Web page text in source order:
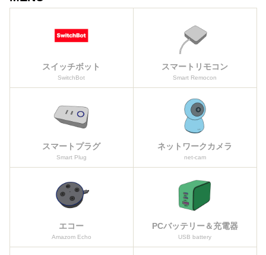
スイッチボット
SwitchBot
スマートリモコン
Smart Remocon
スマートプラグ
Smart Plug
ネットワークカメラ
net-cam
エコー
Amazom Echo
PCバッテリー＆充電器
USB battery